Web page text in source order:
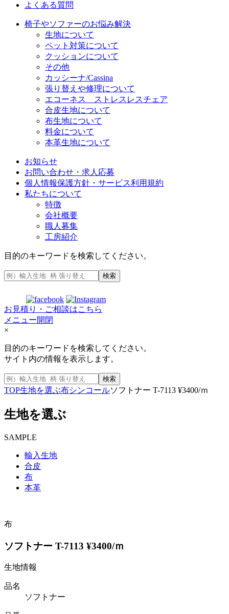
よくある質問
椅子やソファーのお悩み解決
生地について
ペット対策について
クッションについて
その他
カッシーナ/Cassina
張り替えや修理について
エコーネス ストレスレスチェア
合皮生地について
布生地について
料金について
本革生地について
お知らせ
お問い合わせ・求人応募
個人情報保護方針・サービス利用規約
私たちについて
特徴
会社概要
職人募集
工房紹介
目的のキーワードを検索してください。
検索
お見積り・ご相談はこちら
メニュー開閉
×
目的のキーワードを検索してください。
サイト内の情報を表示します。
検索
TOP生地を選ぶ布シンコールソフトナー T-7113 ¥3400/ｍ
生地を選ぶ
SAMPLE
輸入生地
合皮
布
本革
布
ソフトナー T-7113 ¥3400/ｍ
生地情報
品名
ソフトナー